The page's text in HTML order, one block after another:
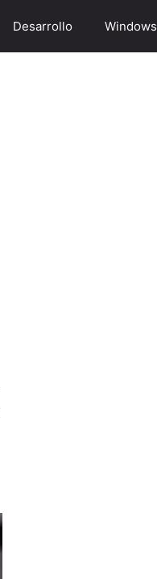
Desarrollo Windows